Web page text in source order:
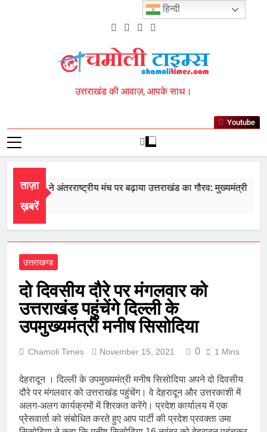
Chamoli Times
उत्तराखंड की आवाज़, आपके साथ।
Youtube
ताज़ा
ख़बरें
खिलाड़ियों ने अंतरराष्ट्रीय मंच पर बढ़ाया उत्तराखंड का गौरव: मुख्यमंत्री
2026
उत्तराखण्ड
दो दिवसीय दौरे पर मंगलवार को
उत्तराखंड पहुंचेंगे दिल्ली के
उपमुख्यमंत्री मनीष सिसोदिया
Chamoli Times November 15, 2021 0 1 Mins
देहरादून । दिल्ली के उपमुख्यमंत्री मनीष सिसोदिया अपने दो दिवसीय
दौरे पर मंगलवार को उत्तराखंड पहुंचेंग। वे देहरादून और उत्तरकाशी में
अलग-अलग कार्यक्रमों में शिरकत करेंगे। प्रदेश कार्यालय में एक
प्रेसवार्ता को संबोधित करते हुए आप पार्टी की प्रदेश प्रवक्ता उमा
हिन्दी